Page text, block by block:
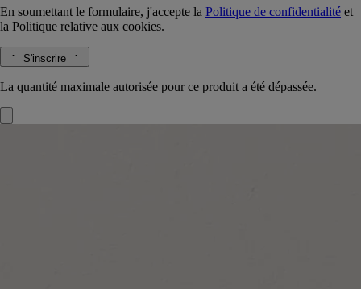
En soumettant le formulaire, j'accepte la Politique de confidentialité et
la Politique relative aux cookies.
S'inscrire
La quantité maximale autorisée pour ce produit a été dépassée.